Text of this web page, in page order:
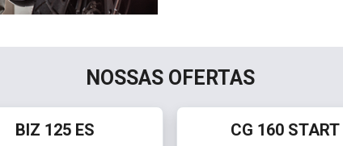
NOSSAS OFERTAS
BIZ 125 ES CG 160 START